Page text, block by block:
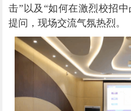
击”以及“如何在激烈校招
提问，现场交流气氛热烈。